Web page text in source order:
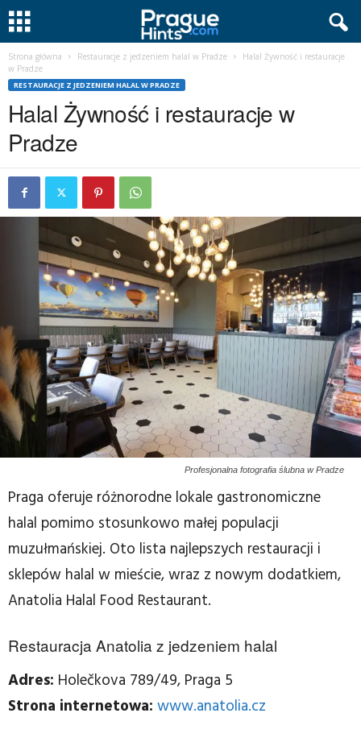
Strona główna Restauracje z jedzeniem halal w Pradze
Halal Żywność i restauracje
w Pradze
RESTAURACJE Z JEDZENIEM HALAL W PRADZE
Halal Żywność i restauracje w
Pradze
Profesjonalna fotografia ślubna w Pradze
Praga oferuje różnorodne lokale gastronomiczne
halal pomimo stosunkowo małej populacji
muzułmańskiej. Oto lista najlepszych restauracji i
sklepów halal w mieście, wraz z nowym dodatkiem,
Anatolia Halal Food Restaurant.
Restauracja Anatolia z jedzeniem halal
Adres: Holečkova 789/49, Praga 5
Strona internetowa: www.anatolia.cz